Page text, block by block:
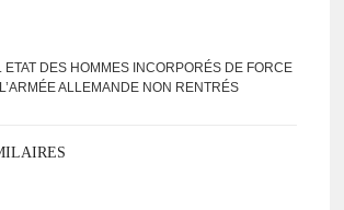
DES HOMMES INCOR­PO­RÉS DE FORCE
ALLE­MANDE NON RENTRÉS